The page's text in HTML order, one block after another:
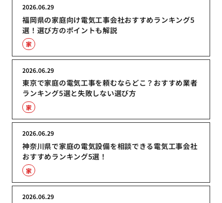
福岡県の家庭向け電気工事会社おすすめランキング5
選！選び方のポイントも解説
2026.06.29
家
東京で家庭の電気工事を頼むならどこ？おすすめ業者
ランキング5選と失敗しない選び方
2026.06.29
家
神奈川県で家庭の電気設備を相談できる電気工事会社
おすすめランキング5選！
2026.06.29
家
2026.06.29